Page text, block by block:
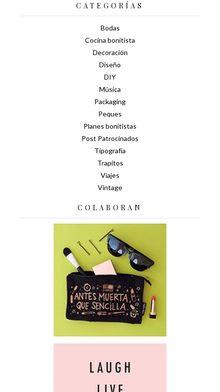
CATEGORÍAS
Bodas
Cocina bonitista
Decoración
Diseño
DIY
Música
Packaging
Peques
Planes bonitistas
Post Patrocinados
Tipografía
Trapitos
Viajes
Vintage
COLABORAN